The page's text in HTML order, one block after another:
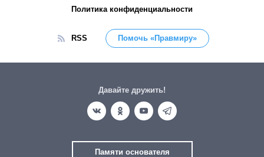
Политика конфиденциальности
RSS Помочь «Правмиру»
Давайте дружить!
Памяти основателя